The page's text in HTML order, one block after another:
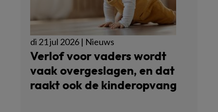
di 21 jul 2026 | Nieuws
Verlof voor vaders wordt
vaak overgeslagen, en dat
raakt ook de kinderopvang